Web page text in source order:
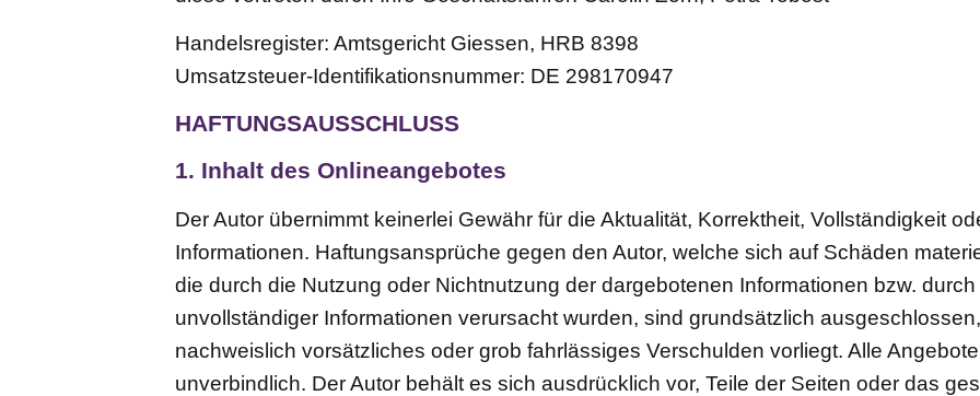
Handelsregister: Amtsgericht Giessen, HRB 8398
Umsatzsteuer-Identifikationsnummer: DE 298170947
HAFTUNGSAUSSCHLUSS
1. Inhalt des Onlineangebotes
Der Autor übernimmt keinerlei Gewähr für die Aktualität, Korrektheit, Vollständigkeit
Informationen. Haftungsansprüche gegen den Autor, welche sich auf Schäden
die durch die Nutzung oder Nichtnutzung der dargebotenen Informationen bzw.
unvollständiger Informationen verursacht wurden, sind grundsätzlich
nachweislich vorsätzliches oder grob fahrlässiges Verschulden vorliegt. Alle
unverbindlich. Der Autor behält es sich ausdrücklich vor, Teile der Seiten oder das